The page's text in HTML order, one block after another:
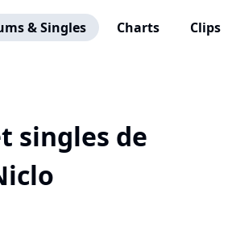
& Singles Charts Clips
singles de